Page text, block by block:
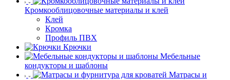
Кромкооблицовочные материалы и клей
Клей
Кромка
Профиль ПВХ
Крючки
Мебельные
кондукторы и шаблоны
Матрасы и